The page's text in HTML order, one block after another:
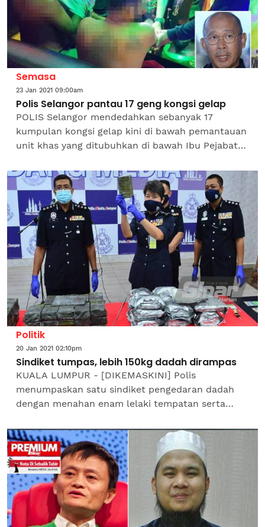
Semasa
23 Jan 2021 09:00am
Polis Selangor pantau 17 geng kongsi gelap
POLIS Selangor mendedahkan sebanyak 17
kumpulan kongsi gelap kini di bawah pemantauan
unit khas yang ditubuhkan di bawah Ibu Pejabat
Polis Selangor,...
Politik
20 Jan 2021 02:10pm
Sindiket tumpas, lebih 150kg dadah dirampas
KUALA LUMPUR - [DIKEMASKINI] Polis
menumpaskan satu sindiket pengedaran dadah
dengan menahan enam lelaki tempatan serta
lalu. Timbalan Ketua Polis Kuala...